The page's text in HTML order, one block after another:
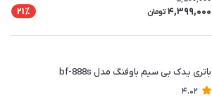
4,399,000 تومان 21٪
باتری یدک بی سیم باوفنگ مدل bf-888s
4.02